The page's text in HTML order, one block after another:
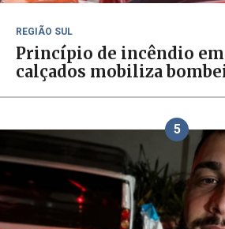
REGIÃO SUL
Princípio de incêndio
calçados mobiliza
5